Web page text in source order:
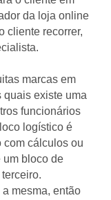
da loja online
cliente recorrer,
marcas em
quais existe uma
funcionários
logístico é
com cálculos ou
um bloco de
mesma, então